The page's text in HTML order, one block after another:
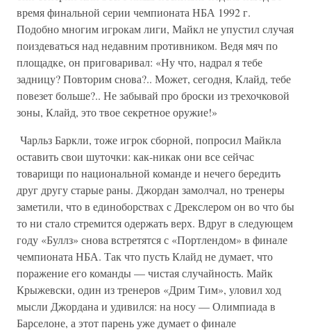
время финальной серии чемпионата НБА 1992 г.
Подобно многим игрокам лиги, Майкл не упустил случая
поиздеваться над недавним противником. Ведя мяч по
площадке, он приговаривал: «Ну что, надрал я тебе
задницу? Повторим снова?.. Может, сегодня, Клайд, тебе
повезет больше?.. Не забывай про броски из трехочковой
зоны, Клайд, это твое секретное оружие!»
Чарльз Баркли, тоже игрок сборной, попросил Майкла
оставить свои шуточки: как-никак они все сейчас
товарищи по национальной команде и нечего бередить
друг другу старые раны. Джордан замолчал, но тренеры
заметили, что в единоборствах с Дрекслером он во что бы
то ни стало стремится одержать верх. Вдруг в следующем
году «Буллз» снова встретятся с «Портлендом» в финале
чемпионата НБА. Так что пусть Клайд не думает, что
поражение его команды — чистая случайность. Майк
Крыжевски, один из тренеров «Дрим Тим», уловил ход
мысли Джордана и удивился: на носу — Олимпиада в
Барселоне, а этот парень уже думает о финале